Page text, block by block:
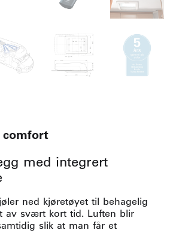
comfort
med integrert
ned kjøretøyet til behagelig
av svært kort tid. Luften blir
slik at man får et